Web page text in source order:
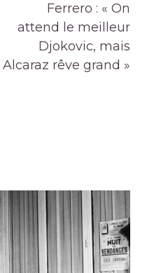
Ferrero : « On
attend le meilleur
Djokovic, mais
Alcaraz rêve grand »